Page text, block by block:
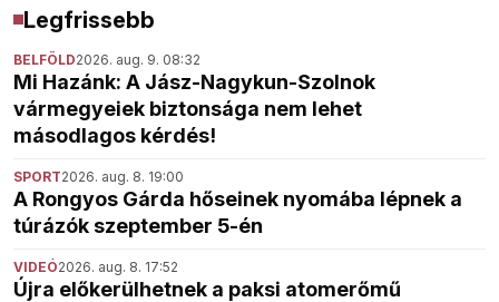
Legfrissebb
BELFÖLD2026. aug. 9. 08:32
Mi Hazánk: A Jász-Nagykun-Szolnok
vármegyeiek biztonsága nem lehet
másodlagos kérdés!
SPORT2026. aug. 8. 19:00
A Rongyos Gárda hőseinek nyomába lépnek a
túrázók szeptember 5-én
VIDEÓ2026. aug. 8. 17:52
Újra előkerülhetnek a paksi atomerőmű